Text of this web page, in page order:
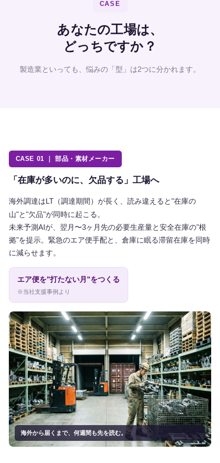
CASE
あなたの工場は、
どっちですか？
製造業といっても、悩みの「型」は2つに分かれます。
CASE 01 ｜ 部品・素材メーカー
「在庫が多いのに、欠品する」工場へ
海外調達はLT（調達期間）が長く、読み違えると"在庫の
山"と"欠品"が同時に起こる。
未来予測AIが、翌月〜3ヶ月先の必要生産量と安全在庫の"根
拠"を提示。緊急のエア便手配と、倉庫に眠る滞留在庫を同時
に減らせます。
エア便を"打たない月"をつくる
※当社支援事例より
海外から届くまで、何週間も先を読む。